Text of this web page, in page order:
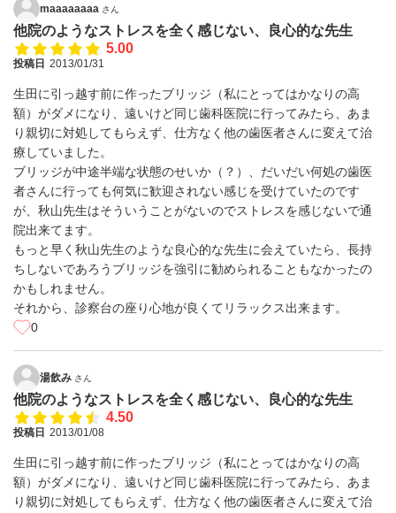
maaaaaaaa さん
他院のようなストレスを全く感じない、良心的な先生
5.00
投稿日 2013/01/31
生田に引っ越す前に作ったブリッジ（私にとってはかなりの高
額）がダメになり、遠いけど同じ歯科医院に行ってみたら、あま
り親切に対処してもらえず、仕方なく他の歯医者さんに変えて治
療していました。
ブリッジが中途半端な状態のせいか（？）、だいだい何処の歯医
者さんに行っても何気に歓迎されない感じを受けていたのです
が、秋山先生はそういうことがないのでストレスを感じないで通
院出来てます。
もっと早く秋山先生のような良心的な先生に会えていたら、長持
ちしないであろうブリッジを強引に勧められることもなかったの
かもしれません。
それから、診察台の座り心地が良くてリラックス出来ます。
0
湯飲み さん
他院のようなストレスを全く感じない、良心的な先生
4.50
投稿日 2013/01/08
生田に引っ越す前に作ったブリッジ（私にとってはかなりの高
額）がダメになり、遠いけど同じ歯科医院に行ってみたら、あま
り親切に対処してもらえず、仕方なく他の歯医者さんに変えて治